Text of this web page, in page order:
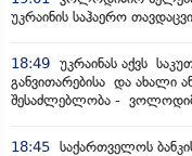
უკრაინის საჰაერო
18:49 უკრაინას აქვს
განვითარებისა და ახალი
შესაძლებლობა -
18:45 საქართველოს